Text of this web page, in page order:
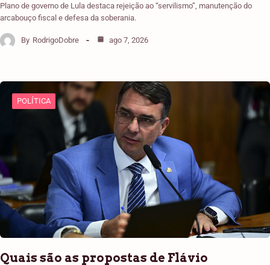
Plano de governo de Lula destaca rejeição ao “servilismo”, manutenção do
arcabouço fiscal e defesa da soberania.
By RodrigoDobre ago 7, 2026
POLÍTICA
Quais são as propostas de Flávio